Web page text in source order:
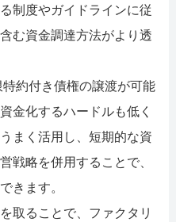
制度やガイドラインに従
む資金調達方法がより透
約付き債権の譲渡が可能
金化するハードルも低く
まく活用し、短期的な資
戦略を併用することで、
きます。
取ることで、ファクタリ